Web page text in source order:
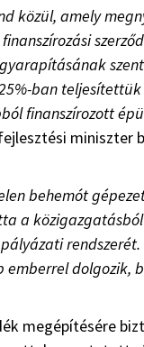
közül, amely
ban
finanszírozott
behemót
a
rendszerét.
megépítésére